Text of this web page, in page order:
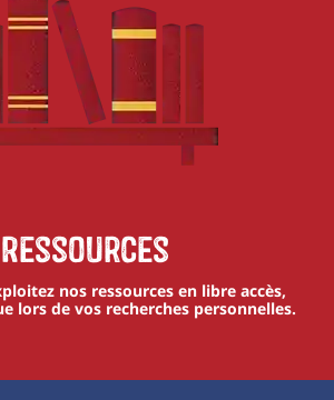
Ressources
nos ressources en libre accès,
lors de vos recherches personnelles.